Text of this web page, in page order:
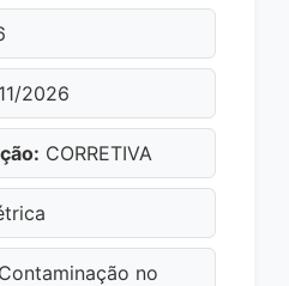
2026
CORRETIVA
Contaminação no